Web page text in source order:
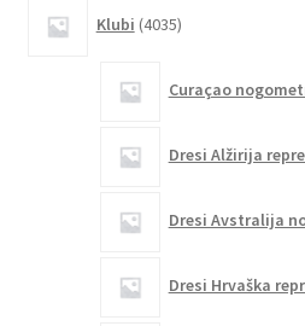
Klubi 4035izdelkov
Curaçao
Dresi Alžirija
Dresi Avstralija
Dresi Hrvaška